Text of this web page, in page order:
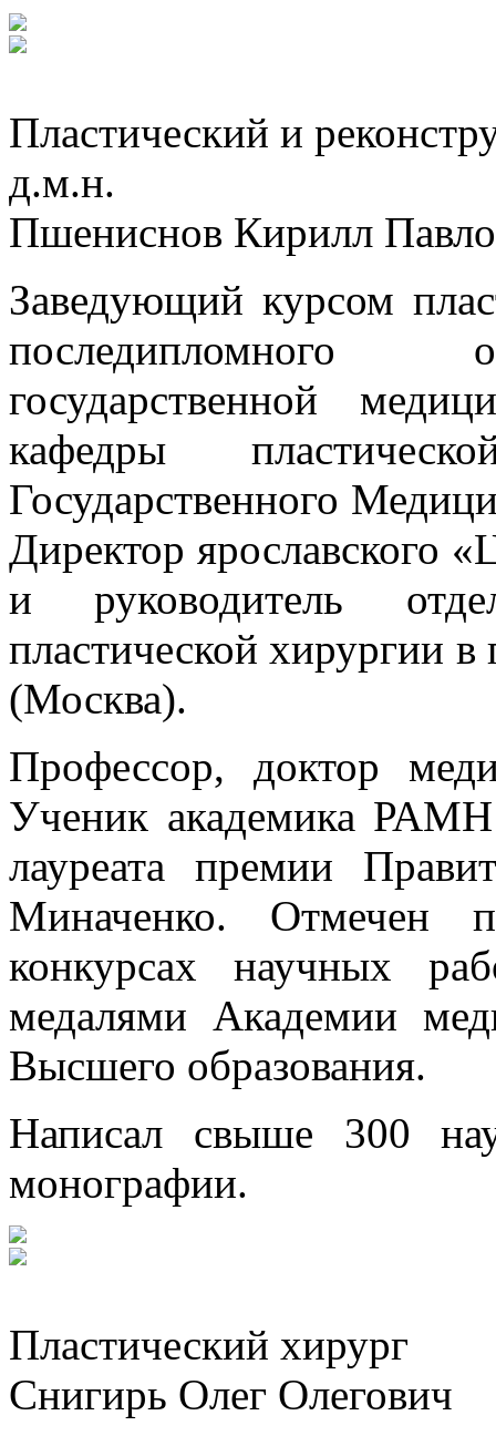
Пластический и
д.м.н.
Пшениснов Кирилл
Заведующий курсом
последипломного
государственной
кафедры
Государственного
Директор ярославского
и руководитель
пластической хирургии
(Москва).
Профессор, доктор
Ученик академика
лауреата премии
Миначенко. Отмечен
конкурсах научных
медалями Академии
Высшего образования.
Написал свыше 300
монографии.
Пластический хирург
Снигирь Олег Олегович